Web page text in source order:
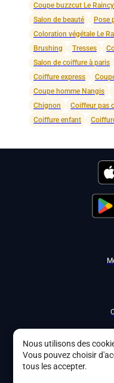
Coupe buzzcut Le Raincy
Salon de beauté
Pose
Coloration végétale Le
Brushing
Tresses
Salon de coiffure à paris
Coiffure express
Coupe homme Nangis
Chignon
Coiffeur pas
Coiffure enfant
Nous utilisons des
Vous pouvez choisir
tous les accepter.